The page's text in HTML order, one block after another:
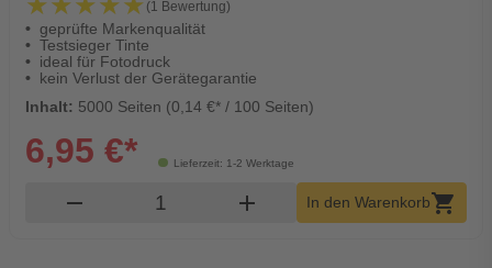
(1 Bewertung)
geprüfte Markenqualität
Testsieger Tinte
ideal für Fotodruck
kein Verlust der Gerätegarantie
Inhalt: 5000 Seiten (0,14 €* / 100 Seiten)
Lieferzeit: 1-2 Werktage
6,95 €*
remove Produkt Warenkorb Menge
add In den Warenkorbshopping_cart